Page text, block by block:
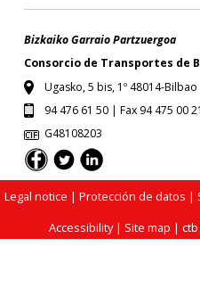
Bizkaiko Garraio Partzuergoa
Consorcio de Transportes de
Ugasko, 5 bis, 1º 48014-Bilbao
94 476 61 50 | Fax 94 475 00 21
G48108203
Legal notice | Protección de datos |
Accessibility| Site map |